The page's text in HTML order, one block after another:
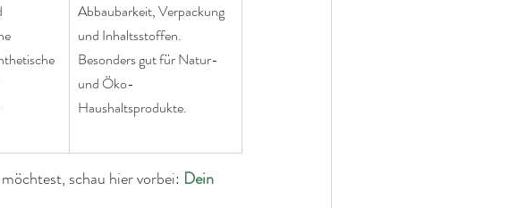
Abbaubarkeit, Verpackung
und Inhaltsstoffen.
Besonders gut für Natur-
und Öko-
Haushaltsprodukte.
schau hier vorbei: Dein